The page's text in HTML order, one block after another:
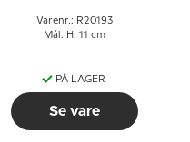
Varenr.: R20193
Mål: H: 11 cm
PÅ LAGER
Se vare